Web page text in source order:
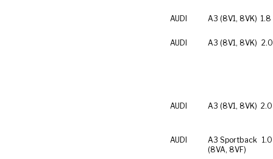
AUDI A3 (8V1, 8VK) 1.8
AUDI A3 (8V1, 8VK)
AUDI A3 (8V1, 8VK)
AUDI
A3 Sportback
(8VA, 8VF)